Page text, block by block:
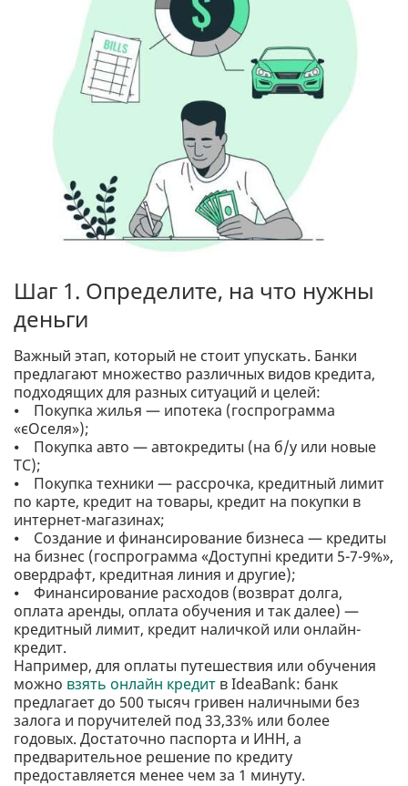
Шаг 1. Определите, на что нужны
деньги
Важный этап, который не стоит упускать. Банки
предлагают множество различных видов кредита,
подходящих для разных ситуаций и целей:
⦁ Покупка жилья — ипотека (госпрограмма
«єОселя»);
⦁ Покупка авто — автокредиты (на б/у или новые
ТС);
⦁ Покупка техники — рассрочка, кредитный лимит
по карте, кредит на товары, кредит на покупки в
интернет-магазинах;
⦁ Создание и финансирование бизнеса — кредиты
на бизнес (госпрограмма «Доступні кредити 5-7-9%»,
овердрафт, кредитная линия и другие);
⦁ Финансирование расходов (возврат долга,
оплата аренды, оплата обучения и так далее) —
кредитный лимит, кредит наличкой или онлайн-
кредит.
Например, для оплаты путешествия или обучения
можно взять онлайн кредит в IdeaBank: банк
предлагает до 500 тысяч гривен наличными без
залога и поручителей под 33,33% или более
годовых. Достаточно паспорта и ИНН, а
предварительное решение по кредиту
предоставляется менее чем за 1 минуту.